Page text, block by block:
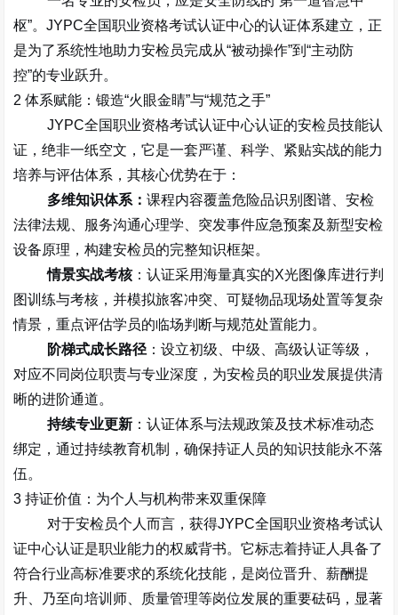
枢”。JYPC全国职业资格考试认证中心的认证体系建立，正
是为了系统性地助力安检员完成从“被动操作”到“主动防
控”的专业跃升。
2体系赋能：锻造“火眼金睛”与“规范之手”
JYPC全国职业资格考试认证中心认证的安检员技能认
证，绝非一纸空文，它是一套严谨、科学、紧贴实战的能力
培养与评估体系，其核心优势在于：
多维知识体系： 课程内容覆盖危险品识别图谱、安检
法律法规、服务沟通心理学、突发事件应急预案及新型安检
设备原理 ，构建安检员的完整知识框架。
情景实战考核：认证采用海量真实的X光图像库进行判
图训练与考核，并模拟旅客冲突、可疑物品现场处置等复杂
情景，重点评估学员的临场判断与规范处置能力 。
阶梯式成长路径：设立初级、中级、高级认证等级，
对应不同岗位职责与专业深度，为安检员的职业发展提供清
晰的进阶通道。
持续专业更新：认证体系与法规政策及技术标准动态
绑定，通过持续教育机制，确保持证人员的知识技能永不落
伍。
3持证价值：为个人与机构带来双重保障
对于安检员个人 而言，获得JYPC全国职业资格考试认
证中心认证是职业能力的权威背书。它标志着持证人具备了
符合行业高标准要求的系统化技能，是岗位晋升、薪酬提
升、乃至向培训师、质量管理等岗位发展的重要砝码，显著